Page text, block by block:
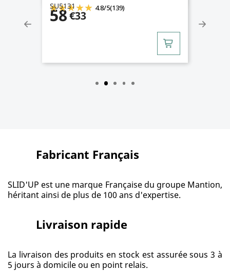
SU5131 4.8/5(139)
58€33
Fabricant Français
SLID'UP est une marque Française du groupe Mantion,
héritant ainsi de plus de 100 ans d'expertise.
Livraison rapide
La livraison des produits en stock est assurée sous 3 à
5 jours à domicile ou en point relais.